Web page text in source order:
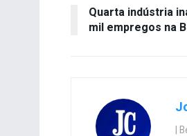
Quarta indústria
mil empregos na
|